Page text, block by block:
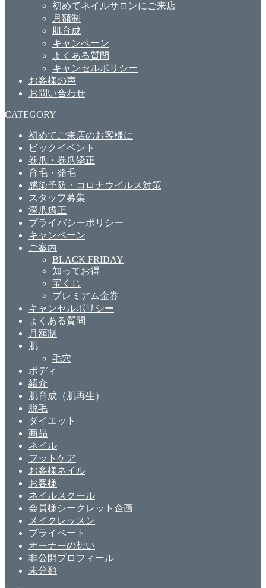
初めてネイルサロンにご来店
月額制
肌育成
キャンペーン
よくある質問
キャンセルポリシー
お客様の声
お問い合わせ
CATEGORY
初めてご来店のお客様に
ビックイベント
巻爪・巻爪矯正
育毛・発毛
感染予防・コロナウイルス対策
スタッフ募集
深爪矯正
プライバシーポリシー
キャンペーン
ご案内
BLACK FRIDAY
知ってお得
宝くじ
プレミアム金券
キャンセルポリシー
よくある質問
月額制
肌
毛穴
ボディ
紹介
肌育成（肌再生）
脱毛
ダイエット
商品
ネイル
フットケア
お客様ネイル
お客様
ネイルスクール
会員様シークレット企画
メイクレッスン
プライベート
オーナーの想い
非公開プロフィール
未分類